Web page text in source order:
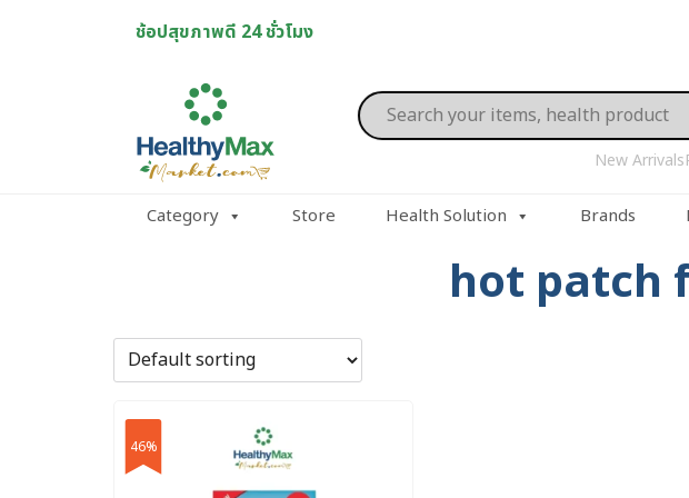
ช้อปสุขภาพดี 24 ชั่วโมง
Products
search
New Arrivals
Category Store Health Solution Brands
hot patch
46%